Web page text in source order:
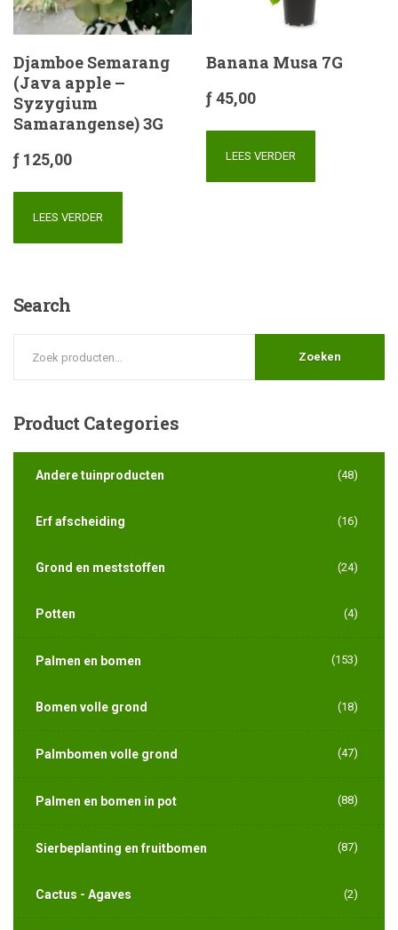
Djamboe Semarang
(Java apple –
Syzygium
Samarangense) 3G
ƒ 125,00
LEES VERDER
Banana Musa 7G
ƒ45,00
LEES VERDER
Search
Zoeken
Product Categories
Andere tuinproducten (48)
Erf afscheiding (16)
Grond en meststoffen (24)
Potten (4)
Palmen en bomen (153)
Bomen volle grond (18)
Palmbomen volle grond (47)
Palmen en bomen in pot (88)
Sierbeplanting en fruitbomen (87)
Cactus - Agaves (2)